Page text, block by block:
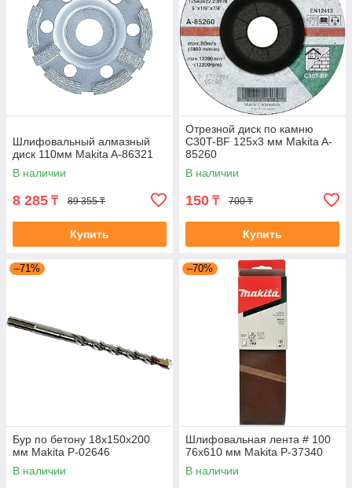
Шлифовальный алмазный
диск 110мм Makita A-86321
В наличии
8 285 ₸ 89 355 ₸
Купить
Отрезной диск по камню
C30T-BF 125x3 мм Makita A-
85260
В наличии
150 ₸ 700 ₸
Купить
–71%
Бур по бетону 18x150x200
мм Makita P-02646
В наличии
–70%
Шлифовальная лента # 100
76x610 мм Makita P-37340
В наличии